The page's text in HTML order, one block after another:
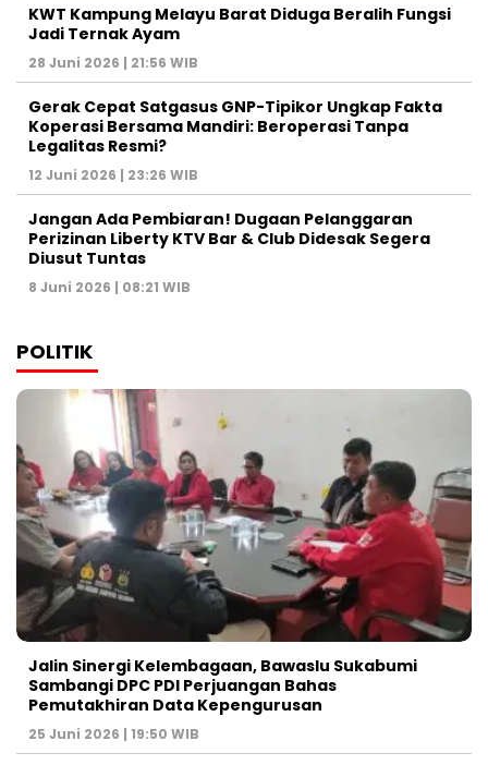
KWT Kampung Melayu Barat Diduga Beralih Fungsi
Jadi Ternak Ayam
28 Juni 2026 | 21:56 WIB
Gerak Cepat Satgasus GNP-Tipikor Ungkap Fakta
Koperasi Bersama Mandiri: Beroperasi Tanpa
Legalitas Resmi?
12 Juni 2026 | 23:26 WIB
Jangan Ada Pembiaran! Dugaan Pelanggaran
Perizinan Liberty KTV Bar & Club Didesak Segera
Diusut Tuntas
8 Juni 2026 | 08:21 WIB
POLITIK
Jalin Sinergi Kelembagaan, Bawaslu Sukabumi
Sambangi DPC PDI Perjuangan Bahas
Pemutakhiran Data Kepengurusan
25 Juni 2026 | 19:50 WIB